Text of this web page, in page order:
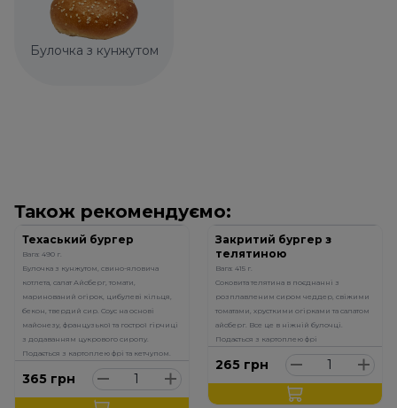
Булочка з кунжутом
Також рекомендуємо:
Техаський бургер
Вага: 490 г.
Булочка з кунжутом, свино-яловича
котлета, салат Айсберг, томати,
маринований огірок, цибулеві кільця,
бекон, твердий сир. Соус на основі
майонезу, французької та гострої гірчиці
з додаванням цукрового сиропу.
Подається з картоплею фрі та кетчупом.
365 грн
Закритий бургер з
телятиною
Вага: 415 г.
Соковита телятина в поєднанні з
розплавленим сиром чеддер, свіжими
томатами, хрусткими огірками та салатом
айсберг. Все це в ніжній булочці.
Подається з картоплею фрі
265 грн